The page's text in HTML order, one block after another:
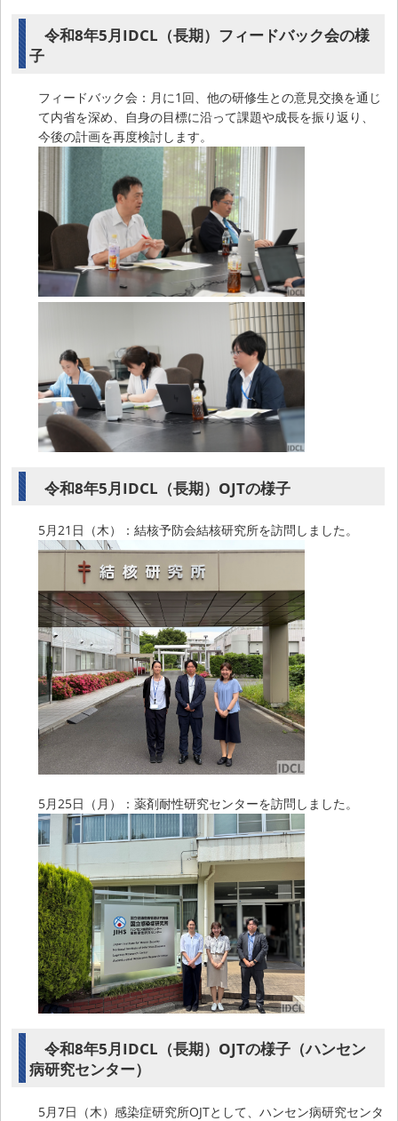
令和8年5月IDCL（長期）フィードバック会の様
子
フィードバック会：月に1回、他の研修生との意見交換を通じ
て内省を深め、自身の目標に沿って課題や成長を振り返り、
今後の計画を再度検討します。
令和8年5月IDCL（長期）OJTの様子
5月21日（木）：結核予防会結核研究所を訪問しました。
5月25日（月）：薬剤耐性研究センターを訪問しました。
令和8年5月IDCL（長期）OJTの様子（ハンセン
病研究センター）
5月7日（木）感染症研究所OJTとして、ハンセン病研究センタ